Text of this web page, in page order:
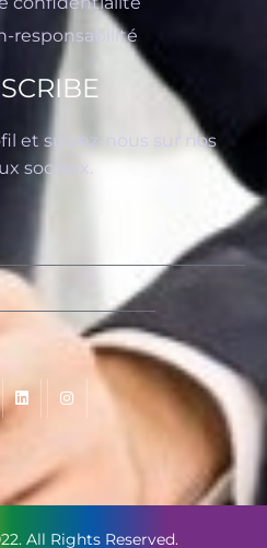
responsabilité
et suivez-nous sur nos
sociaux.
All Rights Reserved.